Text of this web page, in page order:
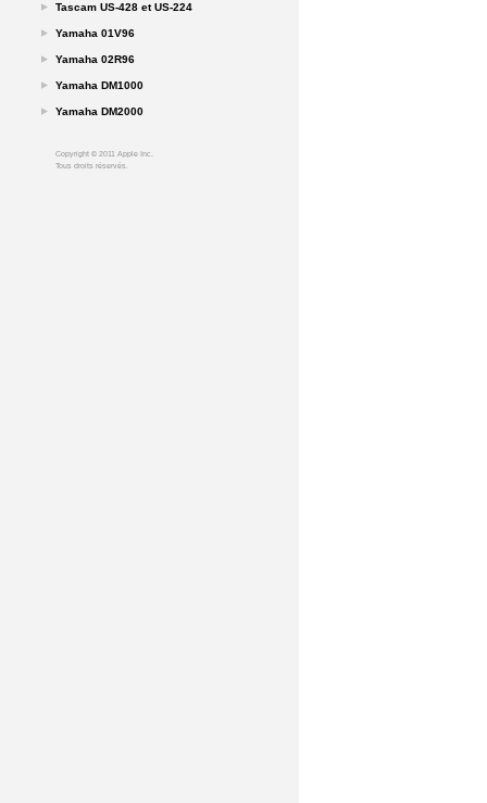
Tascam US-428 et US-224
Yamaha 01V96
Yamaha 02R96
Yamaha DM1000
Yamaha DM2000
Copyright ©
Apple Inc.
Tous droits réservés.